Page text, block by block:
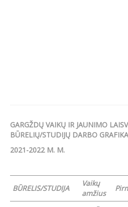
GARGŽDŲ VAIKŲ IR JAUNIMO
BŪRELIŲ/STUDIJŲ DARBO
2021-2022 M. M.
BŪRELIS/STUDIJA
Vaikų
amžius